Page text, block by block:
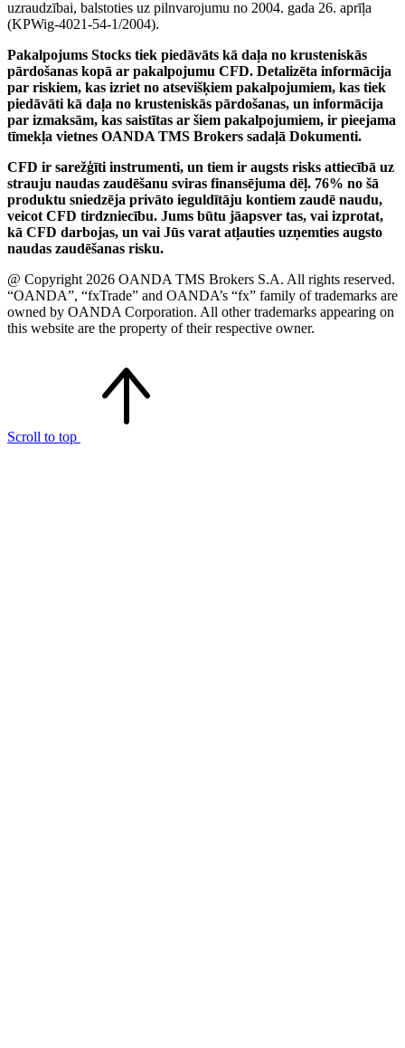
uzraudzībai, balstoties uz pilnvarojumu no 2004. gada 26. aprīļa
(KPWig-4021-54-1/2004).
Pakalpojums Stocks tiek piedāvāts kā daļa no krusteniskās
pārdošanas kopā ar pakalpojumu CFD. Detalizēta informācija
par riskiem, kas izriet no atsevišķiem pakalpojumiem, kas tiek
piedāvāti kā daļa no krusteniskās pārdošanas, un informācija
par izmaksām, kas saistītas ar šiem pakalpojumiem, ir pieejama
tīmekļa vietnes OANDA TMS Brokers sadaļā Dokumenti.
CFD ir sarežģīti instrumenti, un tiem ir augsts risks attiecībā uz
strauju naudas zaudēšanu sviras finansējuma dēļ. 76% no šā
produktu sniedzēja privāto ieguldītāju kontiem zaudē naudu,
veicot CFD tirdzniecību. Jums būtu jāapsver tas, vai izprotat,
kā CFD darbojas, un vai Jūs varat atļauties uzņemties augsto
naudas zaudēšanas risku.
@ Copyright 2026 OANDA TMS Brokers S.A. All rights reserved.
“OANDA”, “fxTrade” and OANDA’s “fx” family of trademarks are
owned by OANDA Corporation. All other trademarks appearing on
this website are the property of their respective owner.
Scroll to top